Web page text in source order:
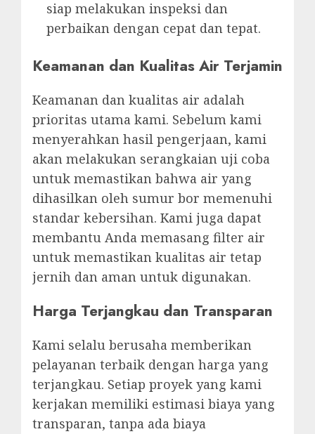
siap melakukan inspeksi dan
perbaikan dengan cepat dan tepat.
Keamanan dan Kualitas Air Terjamin
Keamanan dan kualitas air adalah
prioritas utama kami. Sebelum kami
menyerahkan hasil pengerjaan, kami
akan melakukan serangkaian uji coba
untuk memastikan bahwa air yang
dihasilkan oleh sumur bor memenuhi
standar kebersihan. Kami juga dapat
membantu Anda memasang filter air
untuk memastikan kualitas air tetap
jernih dan aman untuk digunakan.
Harga Terjangkau dan Transparan
Kami selalu berusaha memberikan
pelayanan terbaik dengan harga yang
terjangkau. Setiap proyek yang kami
kerjakan memiliki estimasi biaya yang
transparan, tanpa ada biaya